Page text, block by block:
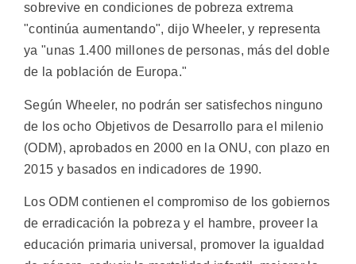
sobrevive en condiciones de pobreza extrema
"continúa aumentando", dijo Wheeler, y representa
ya "unas 1.400 millones de personas, más del doble
de la población de Europa."
Según Wheeler, no podrán ser satisfechos ninguno
de los ocho Objetivos de Desarrollo para el milenio
(ODM), aprobados en 2000 en la ONU, con plazo en
2015 y basados en indicadores de 1990.
Los ODM contienen el compromiso de los gobiernos
de erradicación la pobreza y el hambre, proveer la
educación primaria universal, promover la igualdad